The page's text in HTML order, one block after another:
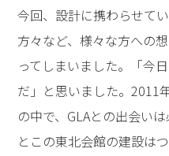
今回、設計に携わらせて
方々など、様々な方への
ってしまいました。「今
だ」と思いました。2011
の中で、GLAとの出会い
とこの東北会館の建設は